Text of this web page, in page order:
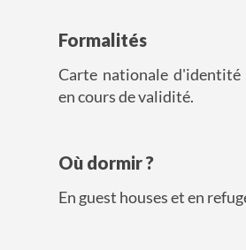
Formalités
Carte nationale d'identité
en cours de validité.
Où dormir ?
En guest houses et en